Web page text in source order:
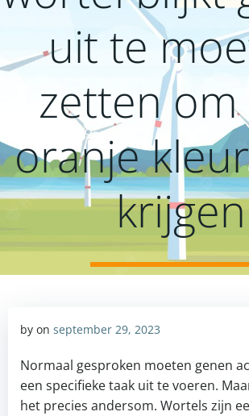
uit te
zetten om
oranje
krijgen
by on september 29, 2023
Normaal gesproken moeten genen
een specifieke taak uit te voeren.
het precies andersom. Wortels zijn